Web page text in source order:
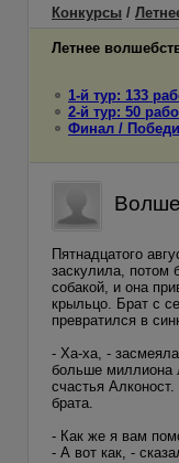
Конкурсы /
Летнее
1-й тур: 133
2-й тур: 50
Финал /
Пятнадцатого
заскулила, потом
собакой, и она
крыльцо. Брат с
превратился в
- Ха-ха, -
больше миллиона
счастья
брата.
- Как же я вам
- А вот как, -